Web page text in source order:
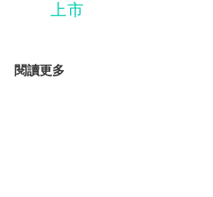
上市
閱讀更多